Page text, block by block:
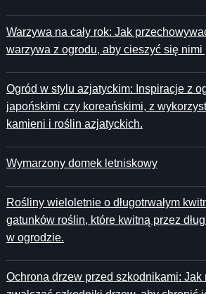
Warzywa na cały rok: Jak
warzywa z ogrodu, aby cieszyć się nimi
Ogród w stylu azjatyckim: Inspiracje z
japońskimi czy koreańskimi, z
kamieni i roślin azjatyckich.
Wymarzony domek letniskowy
Rośliny wieloletnie o długotrwałym
gatunków roślin, które kwitną przez
w ogrodzie.
Ochrona drzew przed szkodnikami: Jak